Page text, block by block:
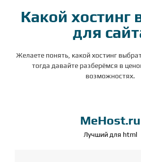
Какой хостинг
для
Желаете понять, какой хостинг
тогда давайте разберёмся в
возможностях.
MeHost.ru
Лучший для html